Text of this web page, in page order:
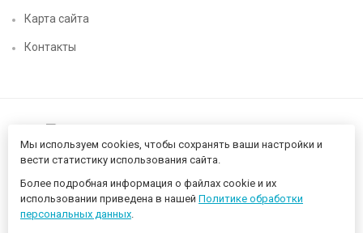
Карта сайта
Контакты
Нижегородский цифровой CHIP52 - компьютерный магазин ©
2026 Разработано в
Мы используем cookies, чтобы сохранять ваши настройки и
вести статистику использования сайта.
Более подробная информация о файлах cookie и их
использовании приведена в нашей Политике обработки
персональных данных.